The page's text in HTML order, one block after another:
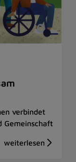
verbindet
Gemeinschaft